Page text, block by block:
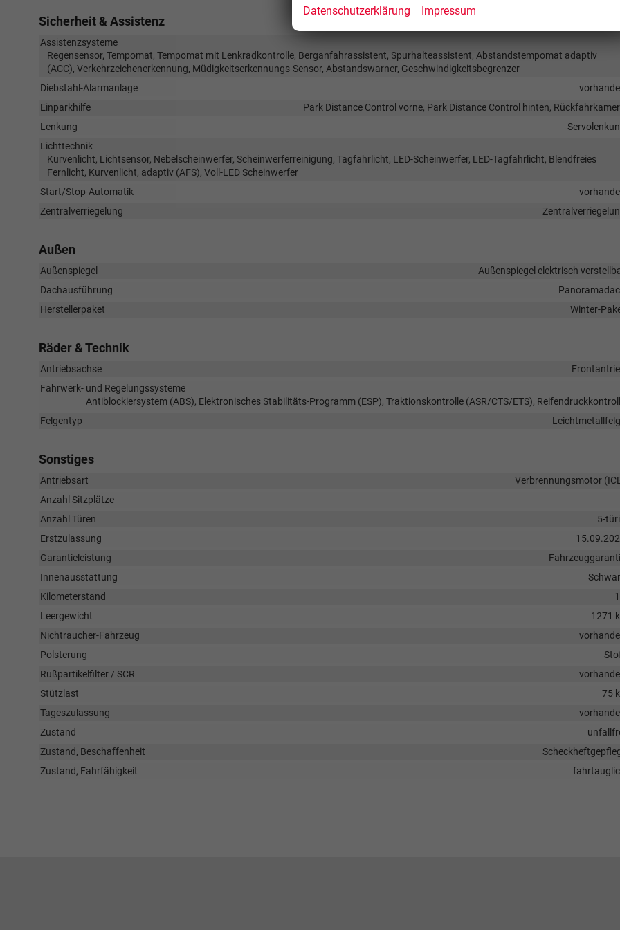
Sicherheit & Assistenz
Assistenzsysteme
Regensensor, Tempomat, Tempomat mit Lenkradkontrolle, Berganfahrassistent, Spurhalteassistent, Abstandstempomat adaptiv
(ACC), Verkehrzeichenerkennung, Müdigkeitserkennungs-Sensor, Abstandswarner, Geschwindigkeitsbegrenzer
Diebstahl-Alarmanlage
Einparkhilfe
Park Distance Control vorne, Park Distance Control hinten,
Lenkung
Lichttechnik
Kurvenlicht, Lichtsensor, Nebelscheinwerfer, Scheinwerferreinigung, Tagfahrlicht, LED-Scheinwerfer, LED-Tagfahrlicht, Blendfreies
Fernlicht, Kurvenlicht, adaptiv (AFS), Voll-LED Scheinwerfer
Start/Stop-Automatik
Zentralverriegelung
Außen
Außenspiegel
Außenspiegel elektrisch
Dachausführung
Herstellerpaket
Winter-
Räder & Technik
Antriebsachse
Fahrwerk- und Regelungssysteme
Antiblockiersystem (ABS), Elektronisches Stabilitäts-Programm (ESP), Traktionskontrolle (ASR/CTS/ETS),
Felgentyp
Sonstiges
Antriebsart
Verbrennungsmotor
Anzahl Sitzplätze
Anzahl Türen
5-
Erstzulassung
Garantieleistung
Innenausstattung
Kilometerstand
Leergewicht
1271
Nichtraucher-Fahrzeug
Polsterung
Rußpartikelfilter / SCR
Stützlast
75
Tageszulassung
Zustand
Zustand, Beschaffenheit
Zustand, Fahrfähigkeit
Datenschutzerklärung Impressum